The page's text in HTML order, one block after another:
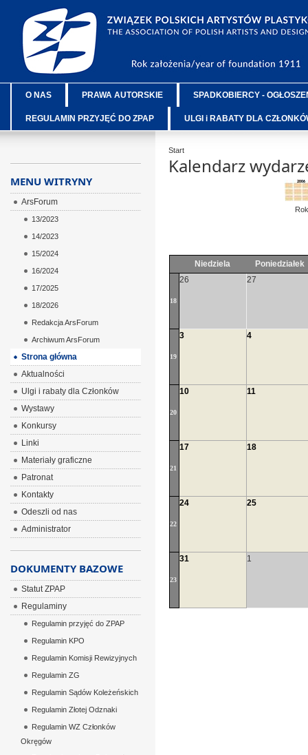
O NAS PRAWA AUTORSKIE SPADKOBIERCY -
REGULAMIN PRZYJĘĆ DO ZPAP ULGI i RABATY DLA
Start
Kalendarz
Rok
Niedziela Poniedziałek
18
26 27
19
3 4
20
10 11
21
17 18
22
24 25
23
31 1
MENU WITRYNY
ArsForum
13/2023
14/2023
15/2024
16/2024
17/2025
18/2026
Redakcja ArsForum
Archiwum ArsForum
Strona główna
Aktualności
Ulgi i rabaty dla Członków
Wystawy
Konkursy
Linki
Materiały graficzne
Patronat
Kontakty
Odeszli od nas
Administrator
DOKUMENTY BAZOWE
Statut ZPAP
Regulaminy
Regulamin przyjęć do ZPAP
Regulamin KPO
Regulamin Komisji Rewizyjnych
Regulamin ZG
Regulamin Sądów Koleżeńskich
Regulamin Złotej Odznaki
Regulamin WZ Członków
Okręgów